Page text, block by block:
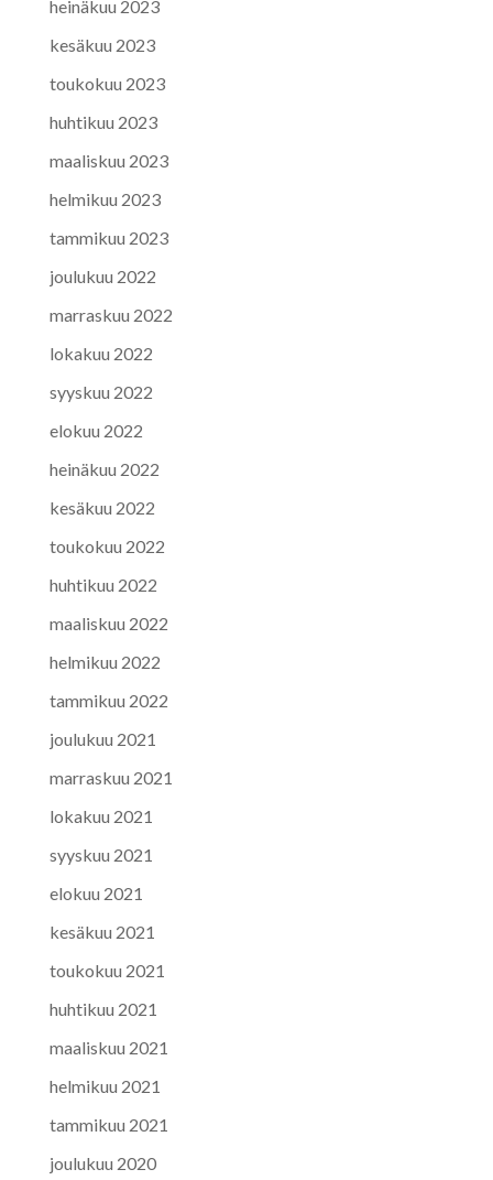
heinäkuu 2023
kesäkuu 2023
toukokuu 2023
huhtikuu 2023
maaliskuu 2023
helmikuu 2023
tammikuu 2023
joulukuu 2022
marraskuu 2022
lokakuu 2022
syyskuu 2022
elokuu 2022
heinäkuu 2022
kesäkuu 2022
toukokuu 2022
huhtikuu 2022
maaliskuu 2022
helmikuu 2022
tammikuu 2022
joulukuu 2021
marraskuu 2021
lokakuu 2021
syyskuu 2021
elokuu 2021
kesäkuu 2021
toukokuu 2021
huhtikuu 2021
maaliskuu 2021
helmikuu 2021
tammikuu 2021
joulukuu 2020